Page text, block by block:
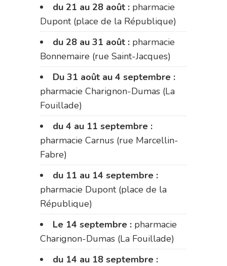
du 21 au 28 août : pharmacie
Dupont (place de la République)
du 28 au 31 août : pharmacie
Bonnemaire (rue Saint-Jacques)
Du 31 août au 4 septembre :
pharmacie Charignon-Dumas (La
Fouillade)
du 4 au 11 septembre :
pharmacie Carnus (rue Marcellin-
Fabre)
du 11 au 14 septembre :
pharmacie Dupont (place de la
République)
Le 14 septembre : pharmacie
Charignon-Dumas (La Fouillade)
du 14 au 18 septembre :